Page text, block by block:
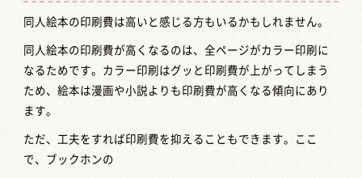
同人絵本の印刷費は高いと感じる方もいるかもしれません。
同人絵本の印刷費が高くなるのは、全ページがカラー印刷に
なるためです。カラー印刷はグッと印刷費が上がってしまう
ため、絵本は漫画や小説よりも印刷費が高くなる傾向にあり
ます。
ただ、工夫をすれば印刷費を抑えることもできます。ここ
で、ブックホンの